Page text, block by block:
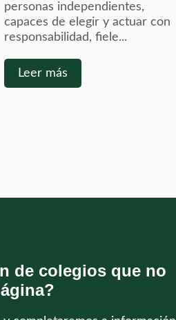
personas independientes,
capaces de elegir y actuar con
responsabilidad, fiele...
Leer más
de colegios que no